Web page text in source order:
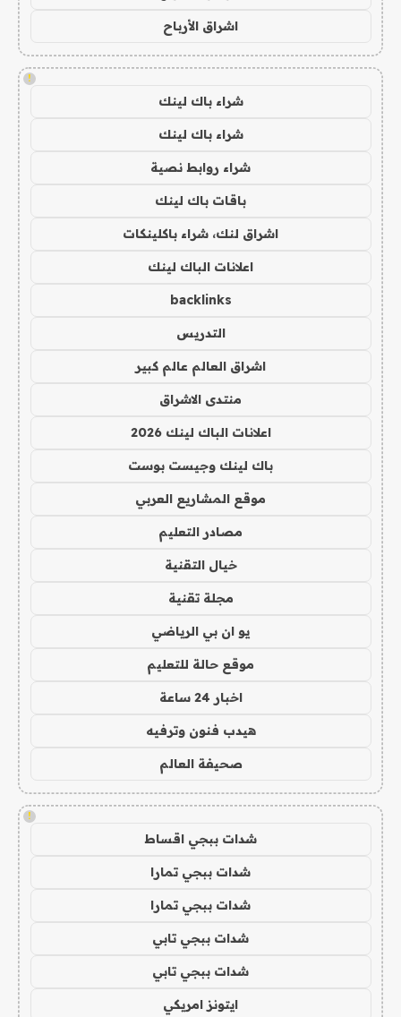
اشراق الأرباح
!
شراء باك لينك
شراء باك لينك
شراء روابط نصية
باقات باك لينك
اشراق لنك، شراء باكلينكات
اعلانات الباك لينك
backlinks
التدريس
اشراق العالم عالم كبير
منتدى الاشراق
اعلانات الباك لينك 2026
باك لينك وجيست بوست
موقع المشاريع العربي
مصادر التعليم
خيال التقنية
مجلة تقنية
يو ان بي الرياضي
موقع حالة للتعليم
اخبار 24 ساعة
هيدب فنون وترفيه
صحيفة العالم
!
شدات ببجي اقساط
شدات ببجي تمارا
شدات ببجي تمارا
شدات ببجي تابي
شدات ببجي تابي
ايتونز امريكي